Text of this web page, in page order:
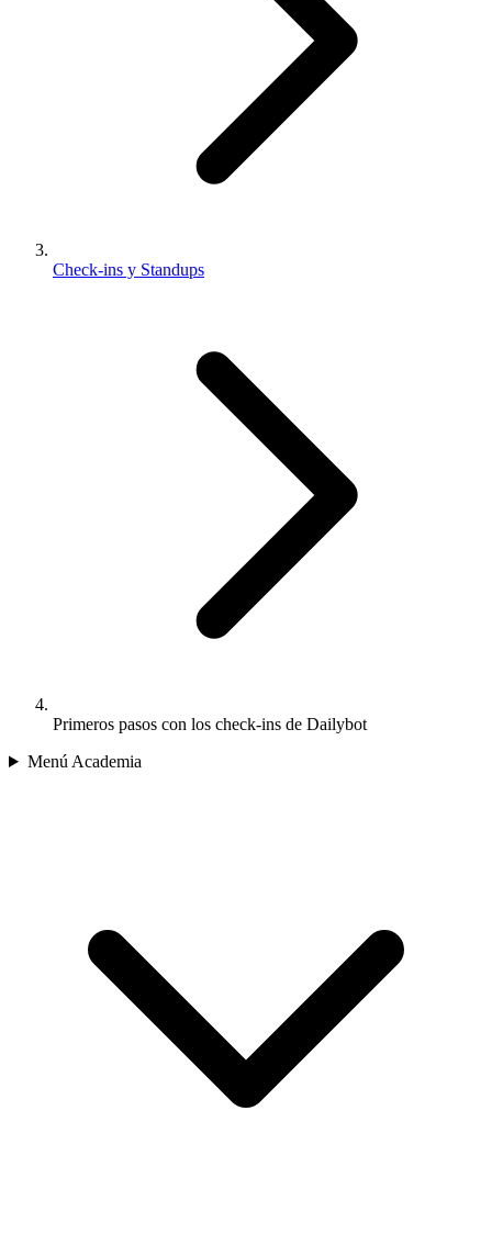
Check-ins y Standups
Primeros pasos con los check-ins de Dailybot
Menú Academia